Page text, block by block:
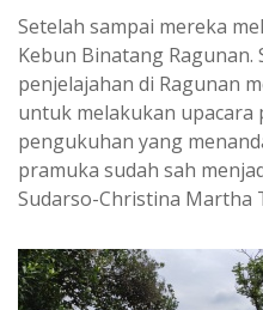
Setelah sampai mereka
Kebun Binatang Ragunan.
penjelajahan di Ragunan
untuk melakukan upacara
pengukuhan yang
pramuka sudah sah
Sudarso-Christina Martha